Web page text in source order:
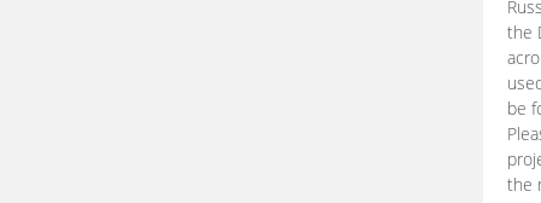
the
be
the